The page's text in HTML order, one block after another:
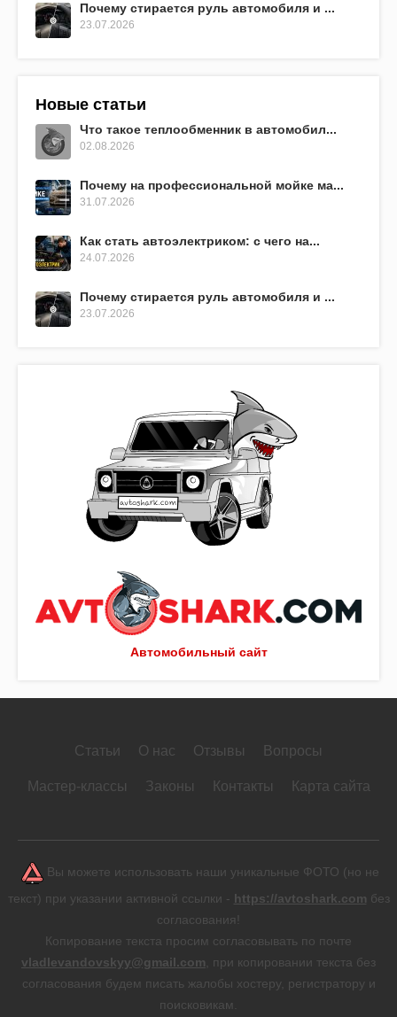
Автомобильный сайт
Почему стирается руль автомобиля и ...
23.07.2026
Новые статьи
Что такое теплообменник в автомобил...
02.08.2026
Почему на профессиональной мойке ма...
31.07.2026
Как стать автоэлектриком: с чего на...
24.07.2026
Почему стирается руль автомобиля и ...
23.07.2026
Статьи О нас Отзывы Вопросы
Мастер-классы Законы Контакты Карта сайта
Вы можете использовать наши уникальные ФОТО (но не
текст) при указании активной ссылки - https://avtoshark.com без
согласования!
Копирование текста просим согласовывать по почте
vladlevandovskyy@gmail.com , при копировании текста без
согласования будем писать жалобы хостеру, регистратору и
поисковикам.